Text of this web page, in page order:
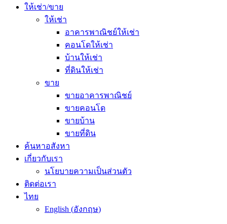
ให้เช่า/ขาย
ให้เช่า
อาคารพาณิชย์ให้เช่า
คอนโดให้เช่า
บ้านให้เช่า
ที่ดินให้เช่า
ขาย
ขายอาคารพาณิชย์
ขายคอนโด
ขายบ้าน
ขายที่ดิน
ค้นหาอสังหา
เกี่ยวกับเรา
นโยบายความเป็นส่วนตัว
ติดต่อเรา
ไทย
English (อังกฤษ)